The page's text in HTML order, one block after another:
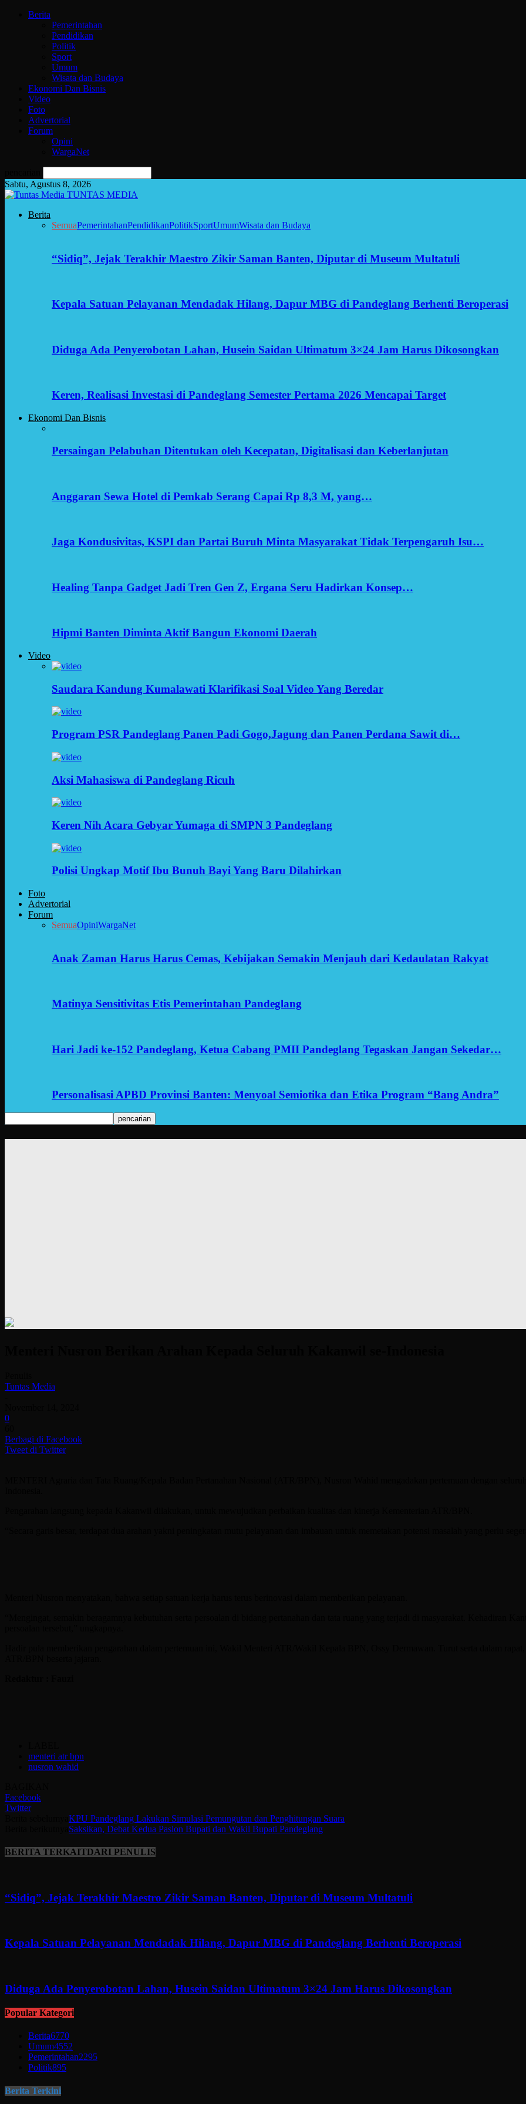
Berita
Pemerintahan
Pendidikan
Politik
Sport
Umum
Wisata dan Budaya
Ekonomi Dan Bisnis
Video
Foto
Advertorial
Forum
Opini
WargaNet
Sabtu, Agustus 8, 2026
TUNTAS MEDIA
Berita
SemuaPemerintahanPendidikanPolitikSportUmumWisata dan Budaya
“Sidiq”, Jejak Terakhir Maestro Zikir Saman Banten, Diputar di Museum Multatuli
Kepala Satuan Pelayanan Mendadak Hilang, Dapur MBG di Pandeglang Berhenti Beroperasi
Diduga Ada Penyerobotan Lahan, Husein Saidan Ultimatum 3×24 Jam Harus Dikosongkan
Keren, Realisasi Investasi di Pandeglang Semester Pertama 2026 Mencapai Target
Ekonomi Dan Bisnis
Persaingan Pelabuhan Ditentukan oleh Kecepatan, Digitalisasi dan Keberlanjutan
Anggaran Sewa Hotel di Pemkab Serang Capai Rp 8,3 M, yang…
Jaga Kondusivitas, KSPI dan Partai Buruh Minta Masyarakat Tidak Terpengaruh Isu…
Healing Tanpa Gadget Jadi Tren Gen Z, Ergana Seru Hadirkan Konsep…
Hipmi Banten Diminta Aktif Bangun Ekonomi Daerah
Video
Saudara Kandung Kumalawati Klarifikasi Soal Video Yang Beredar
Program PSR Pandeglang Panen Padi Gogo,Jagung dan Panen Perdana Sawit di…
Aksi Mahasiswa di Pandeglang Ricuh
Keren Nih Acara Gebyar Yumaga di SMPN 3 Pandeglang
Polisi Ungkap Motif Ibu Bunuh Bayi Yang Baru Dilahirkan
Foto
Advertorial
Forum
SemuaOpiniWargaNet
Anak Zaman Harus Harus Cemas, Kebijakan Semakin Menjauh dari Kedaulatan Rakyat
Matinya Sensitivitas Etis Pemerintahan Pandeglang
Hari Jadi ke-152 Pandeglang, Ketua Cabang PMII Pandeglang Tegaskan Jangan Sekedar…
Personalisasi APBD Provinsi Banten: Menyoal Semiotika dan Etika Program “Bang Andra”
Tuntas Media
0
Berbagi di Facebook
Tweet di Twitter
menteri atr bpn
nusron wahid
Facebook
Twitter
KPU Pandeglang Lakukan Simulasi Pemungutan dan Penghitungan Suara
Saksikan, Debat Kedua Paslon Bupati dan Wakil Bupati Pandeglang
BERITA TERKAITDARI PENULIS
“Sidiq”, Jejak Terakhir Maestro Zikir Saman Banten, Diputar di Museum Multatuli
Kepala Satuan Pelayanan Mendadak Hilang, Dapur MBG di Pandeglang Berhenti Beroperasi
Diduga Ada Penyerobotan Lahan, Husein Saidan Ultimatum 3×24 Jam Harus Dikosongkan
Popular Kategori
Berita6770
Umum4552
Pemerintahan2295
Politik895
Berita Terkini